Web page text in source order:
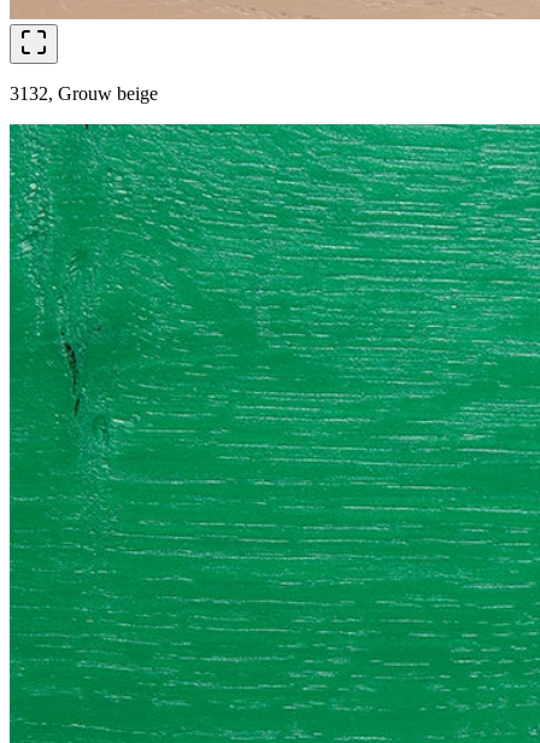
3132, Grouw beige